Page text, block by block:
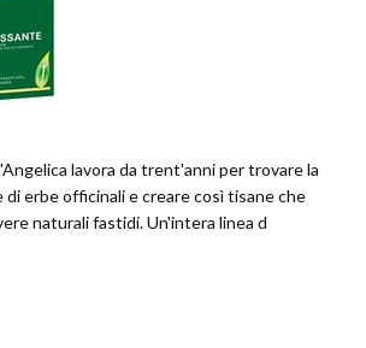
lavora da trent'anni per trovare la
di erbe officinali e creare così tisane che
naturali fastidi. Un'intera linea d